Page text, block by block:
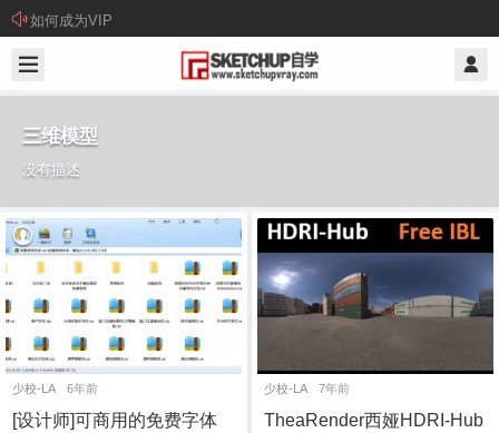
如何成为VIP
三维模型
没有描述
少校-LA 6年前
[设计师]可商用的免费字体
少校-LA 7年前
TheaRender西娅HDRI-Hub